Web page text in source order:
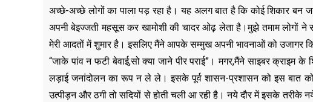
अच्छे-अच्छे लोगों का पाला पड़ रहा है। यह अलग बात है कि कोई शिकार बन
अपनी बेइज्जती महसूस कर खामोशी की चादर ओढ़ लेता है।मुझे तमाम लोगों
मेरी आदतों में शुमार है। इसलिए मैंने आपके सम्मुख अपनी भावनाओं को उजागर
“जाके पांव न फटी बेवाई,सो क्या जाने पीर पराई”। मगर,मैंने साइबर
लड़ाई जनांदोलन का रूप न ले ले। इसके पूर्व शासन-प्रशासन को इस बात
उत्पीड़न और ठगी तो सदियों से होती चली आ रही है। नये दौर में इसके तरीके